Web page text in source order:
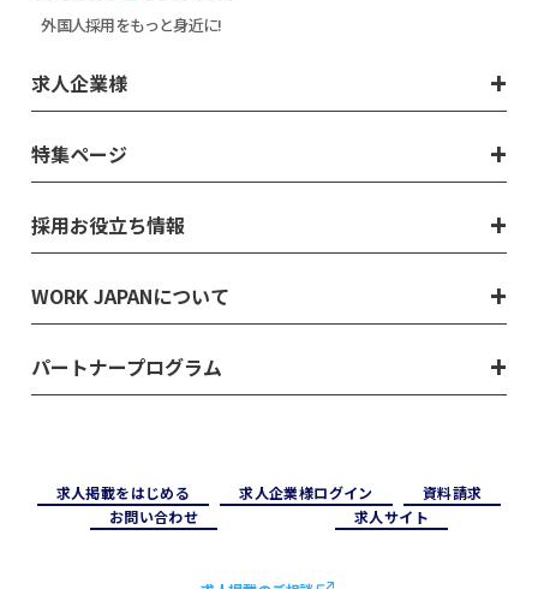
外国人採用をもっと身近に!
求人企業様
特集ページ
採用お役立ち情報
WORK JAPANについて
パートナープログラム
求⼈掲載をはじめる 求⼈企業様ログイン
資料請求
お問い合わせ
求⼈サイト